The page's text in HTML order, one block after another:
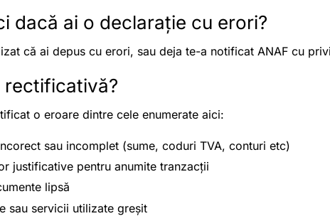
dacă ai o declarație cu erori?
că ai depus cu erori, sau deja te-a notificat ANAF cu
rectificativă?
o eroare dintre cele enumerate aici:
sau incomplet (sume, coduri TVA, conturi etc)
justificative pentru anumite tranzacții
lipsă
sau servicii utilizate greșit